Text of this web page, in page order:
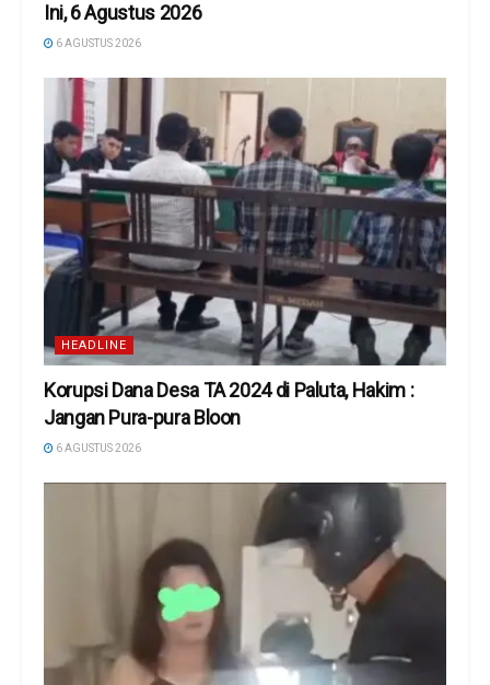
Ini, 6 Agustus 2026
6 AGUSTUS 2026
HEADLINE
Korupsi Dana Desa TA 2024 di Paluta, Hakim :
Jangan Pura-pura Bloon
6 AGUSTUS 2026